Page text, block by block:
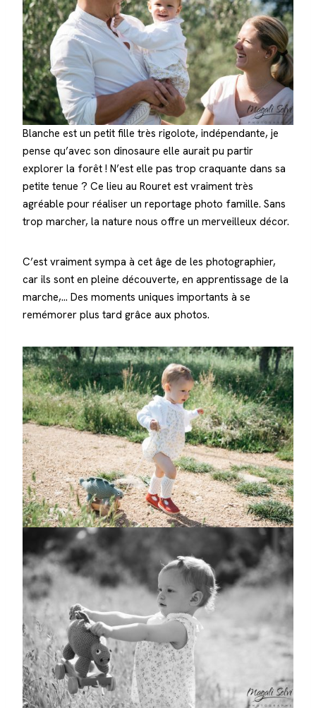
Blanche est un petit fille très rigolote, indépendante, je
pense qu’avec son dinosaure elle aurait pu partir
explorer la forêt ! N’est elle pas trop craquante dans sa
petite tenue ? Ce lieu au Rouret est vraiment très
agréable pour réaliser un reportage photo famille. Sans
trop marcher, la nature nous offre un merveilleux décor.
C’est vraiment sympa à cet âge de les photographier,
car ils sont en pleine découverte, en apprentissage de la
marche,… Des moments uniques importants à se
remémorer plus tard grâce aux photos.